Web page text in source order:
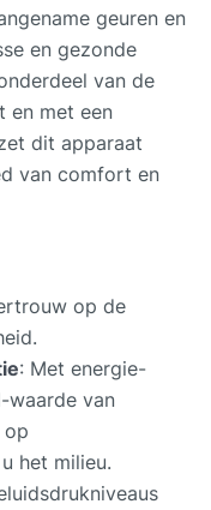
geuren en
en gezonde
van de
en met een
dit apparaat
van comfort en
op de
: Met energie-
waarde van
op
het milieu.